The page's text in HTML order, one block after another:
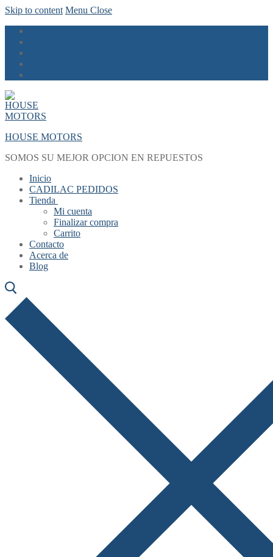
Skip to content Menu Close
HOUSE MOTORS
SOMOS SU MEJOR OPCION EN REPUESTOS
Inicio
CADILAC PEDIDOS
Tienda
Mi cuenta
Finalizar compra
Carrito
Contacto
Acerca de
Blog